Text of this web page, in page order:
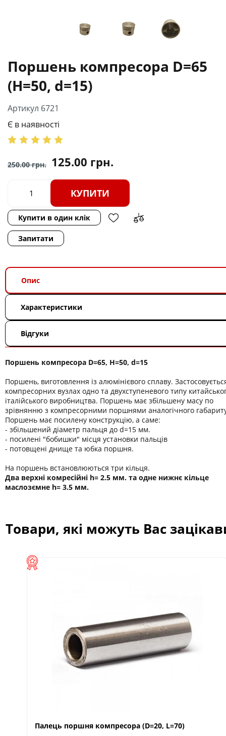
Поршень компресора D=65
(H=50, d=15)
Артикул 6721
Є в наявності
250.00грн. 125.00 грн.
КУПИТИ
Купити в один клік
Запитати
Опис
Характеристики
Відгуки
Поршень компресора D=65, H=50, d=15
Поршень, виготовлення із алюмінієвого сплаву.
компресорних вузлах одно та двухступеневого типу
італійського виробництва. Поршень має збільшену масу по
зрівнянню з компресорними поршнями аналогічного
Поршень має посилену конструкцію, а саме:
- збільшений діаметр пальця до d=15 мм.
- посилені "бобишки" місця установки пальців
- потовщені днище та юбка поршня.
На поршень встановлюються три кільця.
Два верхні комресійні h= 2.5 мм. та одне нижнє кільце
маслозємне h= 3.5 мм.
Товари, які можуть Вас
Палець поршня компресора (D=20, L=70)